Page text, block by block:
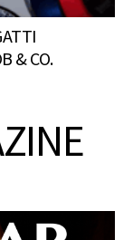
& CO.